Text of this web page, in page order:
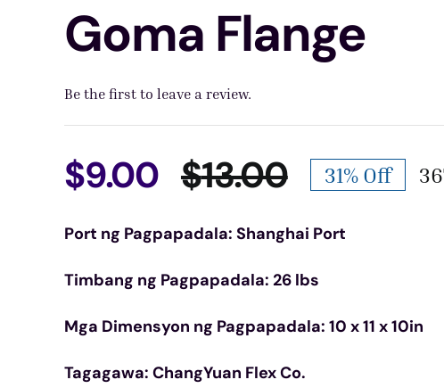
Goma Flange
Be the first to leave a review.
$13.00
Original
price
was:
$13.00.
$9.00
Current
price
is:
$9.00.
31% Off
Port ng Pagpapadala: Shanghai Port
Timbang ng Pagpapadala: 26 lbs
Mga Dimensyon ng Pagpapadala: 10 x 11 x 10in
Tagagawa: ChangYuan Flex Co.